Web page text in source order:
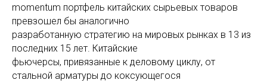
momentum портфель китайских сырьевых товаров
превзошел бы аналогично
разработанную стратегию на мировых рынках в 13 из
последних 15 лет. Китайские
фьючерсы, привязанные к деловому циклу, от
стальной арматуры до коксующегося